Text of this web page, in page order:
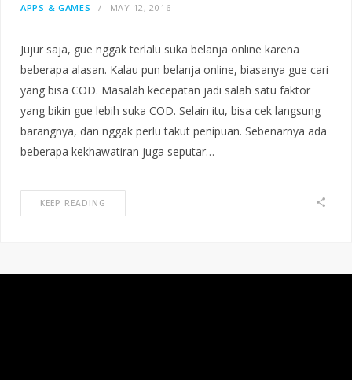
APPS & GAMES MAY 12, 2016
Jujur saja, gue nggak terlalu suka belanja online karena
beberapa alasan. Kalau pun belanja online, biasanya gue cari
yang bisa COD. Masalah kecepatan jadi salah satu faktor
yang bikin gue lebih suka COD. Selain itu, bisa cek langsung
barangnya, dan nggak perlu takut penipuan. Sebenarnya ada
beberapa kekhawatiran juga seputar…
KEEP READING